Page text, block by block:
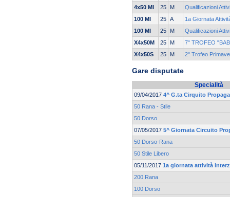
4x50 MI
25 M
Qualificazioni
100 MI
25 A
1a Giornata
100 MI
25 M
Qualificazioni
X4x50M
25 M
7° TROFEO
X4x50S
25 M 2° Trofeo
Gare disputate
Specialità
09/04/2017 4^ G.ta Cirquito
50 Rana - Stile
50 Dorso
07/05/2017 5^ Giornata Circuito
50 Dorso-Rana
50 Stile Libero
05/11/2017 1a giornata attività
200 Rana
100 Dorso